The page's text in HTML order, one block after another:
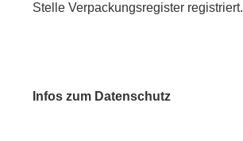
Stelle Verpackungsregister registriert.
Infos zum Datenschutz